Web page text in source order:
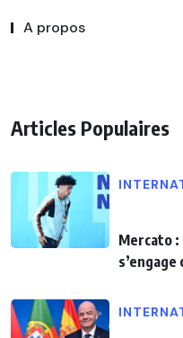
A propos
Articles Populaires
Mercato :